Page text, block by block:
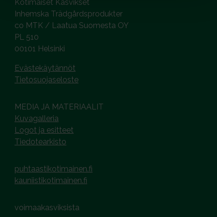
Kotimaiset Kasvikset
Inhemska Trädgårdsprodukter
co MTK / Laatua Suomesta OY
PL 510
00101 Helsinki
Evästekäytännöt
Tietosuojaseloste
MEDIA JA MATERIAALIT
Kuvagalleria
Logot ja esitteet
Tiedotearkisto
puhtaastikotimainen.fi
kauniistikotimainen.fi
voimaakasviksista